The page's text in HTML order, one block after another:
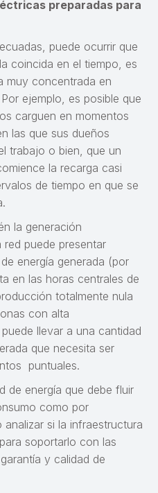
preparadas para
puede ocurrir que
coincida en el tiempo, es
muy concentrada en
ejemplo, es posible que
carguen en momentos
las que sus dueños
trabajo o bien, que un
la recarga casi
de tiempo en que se
la generación
puede presentar
energía generada (por
en las horas centrales de
totalmente nula
con alta
llevar a una cantidad
que necesita ser
puntuales.
de energía que debe fluir
como por
si la infraestructura
soportarlo con las
y calidad de